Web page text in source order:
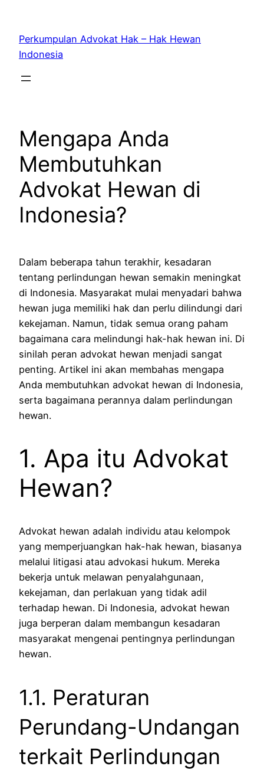
content
Perkumpulan Advokat Hak – Hak Hewan
Indonesia
Mengapa Anda
Membutuhkan
Advokat Hewan di
Indonesia?
Dalam beberapa tahun terakhir, kesadaran
tentang perlindungan hewan semakin meningkat
di Indonesia. Masyarakat mulai menyadari bahwa
hewan juga memiliki hak dan perlu dilindungi dari
kekejaman. Namun, tidak semua orang paham
bagaimana cara melindungi hak-hak hewan ini. Di
sinilah peran advokat hewan menjadi sangat
penting. Artikel ini akan membahas mengapa
Anda membutuhkan advokat hewan di Indonesia,
serta bagaimana perannya dalam perlindungan
hewan.
1. Apa itu Advokat
Hewan?
Advokat hewan adalah individu atau kelompok
yang memperjuangkan hak-hak hewan, biasanya
melalui litigasi atau advokasi hukum. Mereka
bekerja untuk melawan penyalahgunaan,
kekejaman, dan perlakuan yang tidak adil
terhadap hewan. Di Indonesia, advokat hewan
juga berperan dalam membangun kesadaran
masyarakat mengenai pentingnya perlindungan
hewan.
1.1. Peraturan
Perundang-Undangan
terkait Perlindungan